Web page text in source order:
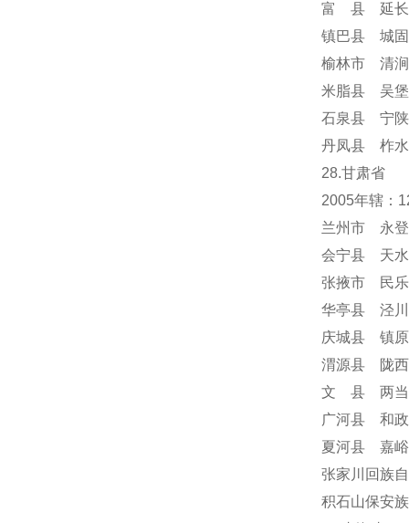
富 县 延长
镇巴县 城
榆林市 清
米脂县 吴
石泉县 宁
丹凤县 柞
28.甘肃省
2005年辖：
兰州市 永
会宁县 天
张掖市 民
华亭县 泾
庆城县 镇
渭源县 陇
文 县 两
广河县 和
夏河县 嘉
张家川回族
积石山保安